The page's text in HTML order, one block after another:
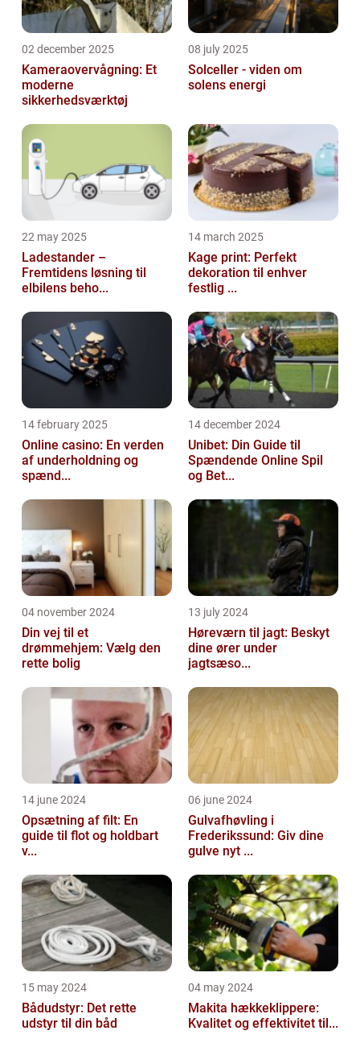
02 december 2025
Kameraovervågning: Et
moderne
sikkerhedsværktøj
08 july 2025
Solceller - viden om
solens energi
22 may 2025
Ladestander –
Fremtidens løsning til
elbilens beho...
14 march 2025
Kage print: Perfekt
dekoration til enhver
festlig ...
14 february 2025
Online casino: En verden
af underholdning og
spænd...
14 december 2024
Unibet: Din Guide til
Spændende Online Spil
og Bet...
04 november 2024
Din vej til et
drømmehjem: Vælg den
rette bolig
13 july 2024
Høreværn til jagt: Beskyt
dine ører under
jagtsæso...
14 june 2024
Opsætning af filt: En
guide til flot og holdbart
v...
06 june 2024
Gulvafhøvling i
Frederikssund: Giv dine
gulve nyt ...
15 may 2024
Bådudstyr: Det rette
udstyr til din båd
04 may 2024
Makita hækkeklippere:
Kvalitet og effektivitet til...